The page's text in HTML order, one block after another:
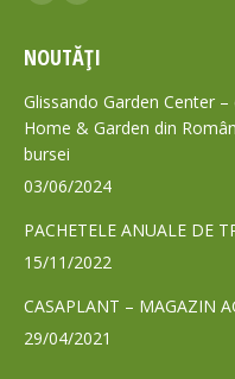
opens
in
new
window
opens
in
new
NOUTĂȚI
Glissando Garden Center
Home & Garden din
bursei
03/06/2024
PACHETELE ANUALE DE
15/11/2022
CASAPLANT – MAGAZIN
29/04/2021